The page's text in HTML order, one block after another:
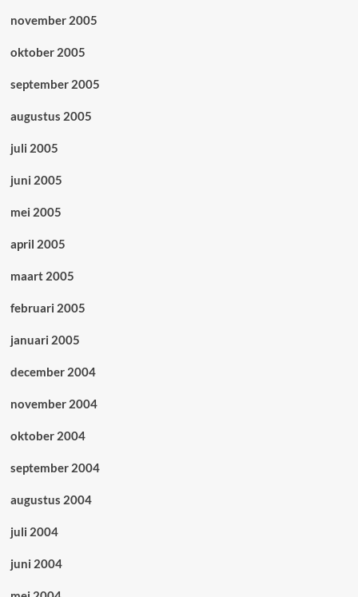
november 2005
oktober 2005
september 2005
augustus 2005
juli 2005
juni 2005
mei 2005
april 2005
maart 2005
februari 2005
januari 2005
december 2004
november 2004
oktober 2004
september 2004
augustus 2004
juli 2004
juni 2004